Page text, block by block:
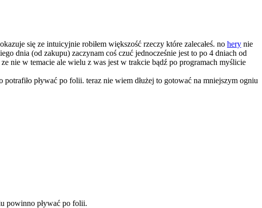
się ze intuicyjnie robiłem większość rzeczy które zalecałeś. no hery nie
dnia (od zakupu) zaczynam coś czuć jednocześnie jest to po 4 dniach od
nie w temacie ale wielu z was jest w trakcie bądź po programach myślicie
potrafiło pływać po folii. teraz nie wiem dłużej to gotować na mniejszym ogniu
powinno pływać po folii.